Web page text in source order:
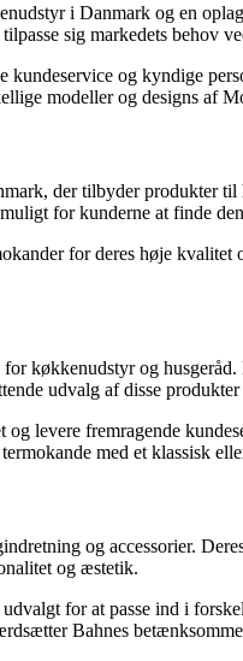
i Danmark og en
sig markedets behov
og kyndige
modeller og designs af
der tilbyder produkter
for kunderne at finde
for deres høje
køkkenudstyr og
udvalg af disse
levere fremragende
med et klassisk
og accessorier.
og æstetik.
for at passe ind i
Bahnes